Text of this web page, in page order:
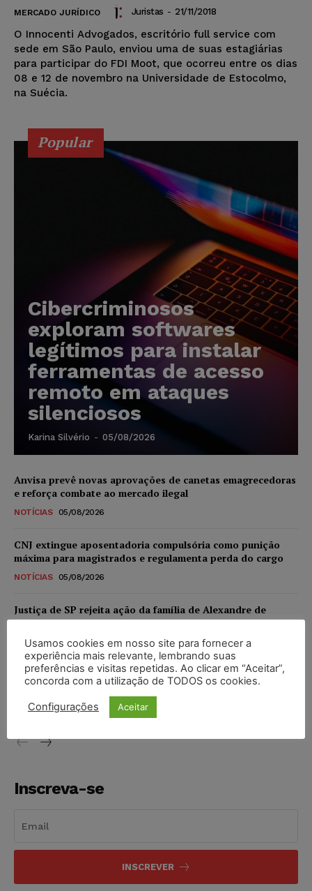
MERCADO JURÍDICO Juristas - 21/11/2018
O Innocenti Advogados, escritório full service com
sede em São Paulo, enviou uma de suas estagiárias
para participar do FDI Moot, que ocorreu entre os dias
08 e 12 de novembro na Universidade de Estocolmo,
na Suécia.
Popular
Cibercriminosos
exploram softwares
legítimos para instalar
ferramentas de acesso
remoto em ataques
silenciosos
Karina Silvério - 05/08/2026
Anvisa prevê novas aprovações de canetas emagrecedoras
e reforça combate ao mercado ilegal
NOTÍCIAS 05/08/2026
CNJ extingue aposentadoria compulsória como punição
máxima para magistrados e regulamenta perda do cargo
NOTÍCIAS 05/08/2026
Justiça de SP rejeita ação da família de Alexandre de
Moraes contra senador Alessandro Vieira
NOTÍCIAS 05/08/2026
Conselho Nacional de Justiça determina afastamento da
juíza Gabriela Hardt por dois anos
NOTÍCIAS 05/08/2026
Inscreva-se
INSCREVER
Usamos cookies em nosso site para fornecer a
experiência mais relevante, lembrando suas
preferências e visitas repetidas. Ao clicar em “Aceitar”,
concorda com a utilização de TODOS os cookies.
Configurações Aceitar